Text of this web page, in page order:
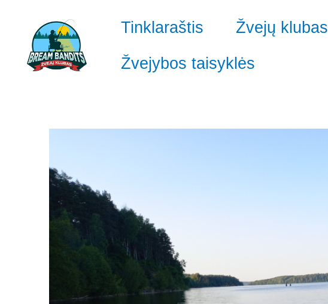
Tinklaraštis Žvejų klubas
Žvejybos taisyklės